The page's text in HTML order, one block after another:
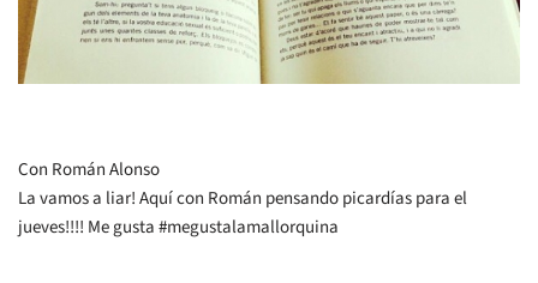
Con Román Alonso
La vamos a liar! Aquí con Román pensando picardías para el
jueves!!!! Me gusta #megustalamallorquina